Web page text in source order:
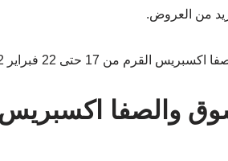
من العروض.
من 17 حتى 22 فبراير 2022 .
والصفا اكسبريس